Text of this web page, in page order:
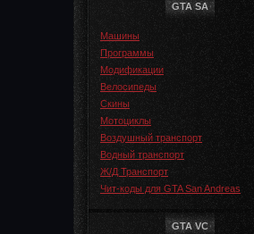
GTA SA
Машины
Программы
Модификации
Велосипеды
Скины
Мотоциклы
Воздушный транспорт
Водный транспорт
Ж/Д Транспорт
Чит-коды для GTA San Andreas
GTA VC